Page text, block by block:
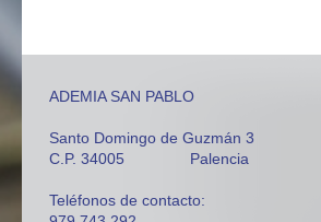
ADEMIA SAN PABLO
Santo Domingo de Guzmán 3
C.P. 34005 Palencia
Teléfonos de contacto: